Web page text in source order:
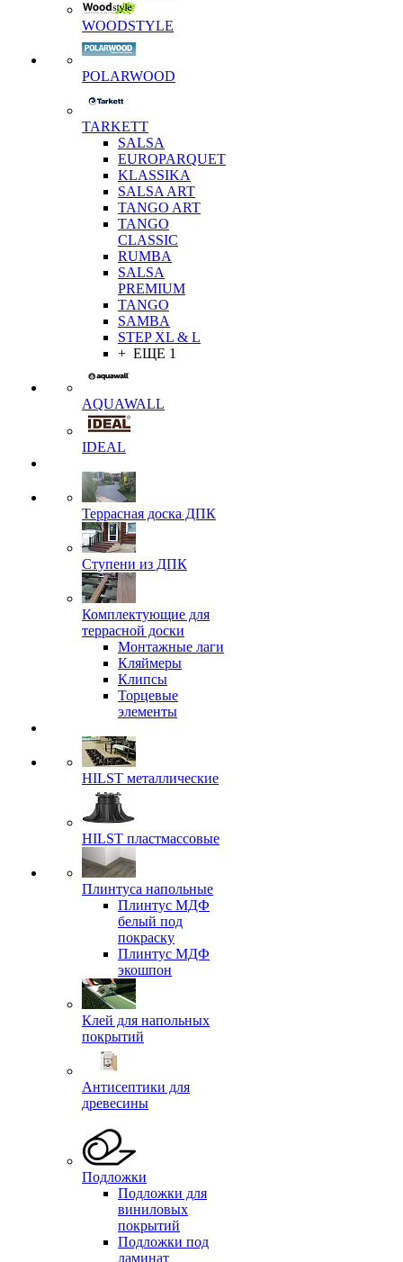
WOODSTYLE
POLARWOOD
TARKETT
SALSA
EUROPARQUET
KLASSIKA
SALSA ART
TANGO ART
TANGO
CLASSIC
RUMBA
SALSA
PREMIUM
TANGO
SAMBA
STEP XL & L
+ ЕЩЕ 1
AQUAWALL
IDEAL
Террасная доска ДПК
Ступени из ДПК
Комплектующие для
террасной доски
Монтажные лаги
Кляймеры
Клипсы
Торцевые
элементы
HILST металлические
HILST пластмассовые
Плинтуса напольные
Плинтус МДФ
белый под
покраску
Плинтус МДФ
экошпон
Клей для напольных
покрытий
Антисептики для
древесины
Подложки
Подложки для
виниловых
покрытий
Подложки под
ламинат